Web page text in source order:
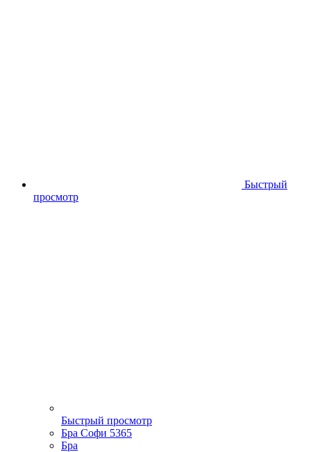
Быстрый
просмотр
Быстрый просмотр
Бра Софи 5365
Бра